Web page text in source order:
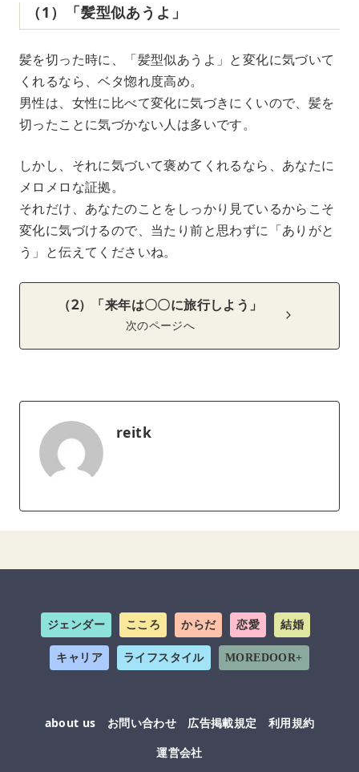
（1）「髪型似あうよ」
髪を切った時に、「髪型似あうよ」と変化に気づいて
くれるなら、ベタ惚れ度高め。
男性は、女性に比べて変化に気づきにくいので、髪を
切ったことに気づかない人は多いです。
しかし、それに気づいて褒めてくれるなら、あなたに
メロメロな証拠。
それだけ、あなたのことをしっかり見ているからこそ
変化に気づけるので、当たり前と思わずに「ありがと
う」と伝えてくださいね。
（2）「来年は〇〇に旅行しよう」
次のページへ
reitk
ジェンダー こころ からだ 恋愛 結婚
キャリア ライフスタイル MOREDOOR+
about us お問い合わせ 広告掲載規定
利用規約
運営会社